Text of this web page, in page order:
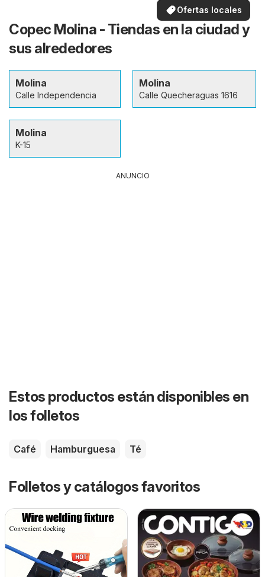
Ofertas locales
Copec Molina - Tiendas en la ciudad y
sus alrededores
Molina
Calle Independencia
Molina
Calle Quecheraguas 1616
Molina
K-15
ANUNCIO
Estos productos están disponibles en
los folletos
Café Hamburguesa Té
Folletos y catálogos favoritos